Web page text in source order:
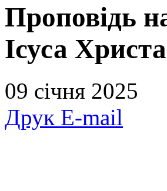
Проповідь
Ісуса
09 січня 2025
Друк E-mail